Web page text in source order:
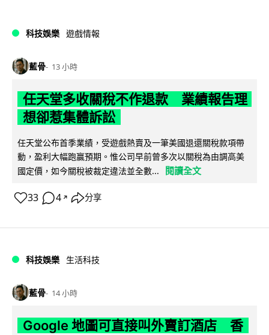
科技娛樂 遊戲情報
藍骨 13 小時
任天堂多收關稅不作退款 業績報告理
想卻惹集體訴訟
任天堂公布首季業績，受遊戲熱賣及一筆美國退還關稅款項帶
動，盈利大幅跑贏預期。惟公司早前曾多次以關稅為由調高美
國定價，如今關稅被裁定違法並全數...
閱讀全文
33 4 ↗ 分享
科技娛樂 生活科技
藍骨 14 小時
Google 地圖可直接叫外賣訂酒店 香